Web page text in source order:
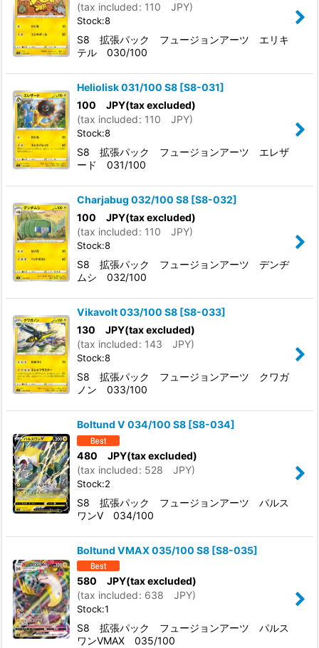
(tax included: 110 JPY)
Stock:8
S8 拡張パック フュージョンアーツ エリキ
テル 030/100
Heliolisk 031/100 S8 [S8-031]
100 JPY(tax excluded)
(tax included: 110 JPY)
Stock:8
S8 拡張パック フュージョンアーツ エレザ
ード 031/100
Charjabug 032/100 S8 [S8-032]
100 JPY(tax excluded)
(tax included: 110 JPY)
Stock:8
S8 拡張パック フュージョンアーツ デンヂ
ムシ 032/100
Vikavolt 033/100 S8 [S8-033]
130 JPY(tax excluded)
(tax included: 143 JPY)
Stock:8
S8 拡張パック フュージョンアーツ クワガ
ノン 033/100
Boltund V 034/100 S8 [S8-034]
480 JPY(tax excluded)
(tax included: 528 JPY)
Stock:2
S8 拡張パック フュージョンアーツ パルス
ワンV 034/100
Boltund VMAX 035/100 S8 [S8-035]
580 JPY(tax excluded)
(tax included: 638 JPY)
Stock:1
S8 拡張パック フュージョンアーツ パルス
ワンVMAX 035/100